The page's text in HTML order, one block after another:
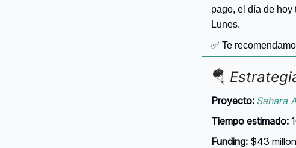
pago, el día de hoy
Lunes.
✅ Te
🪂
Proyecto: Sahara
Tiempo estimado:
Funding: $43